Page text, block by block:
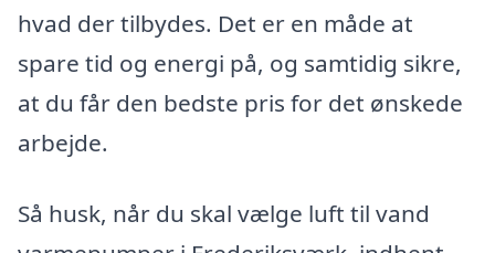
hvad der tilbydes. Det er en måde at
spare tid og energi på, og samtidig sikre,
at du får den bedste pris for det ønskede
arbejde.
Så husk, når du skal vælge luft til vand